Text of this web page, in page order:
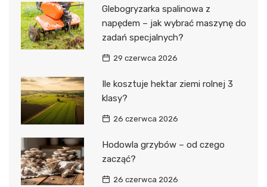
Glebogryzarka spalinowa z
napędem – jak wybrać maszynę do
zadań specjalnych?
29 czerwca 2026
Ile kosztuje hektar ziemi rolnej 3
klasy?
26 czerwca 2026
Hodowla grzybów – od czego
zacząć?
26 czerwca 2026